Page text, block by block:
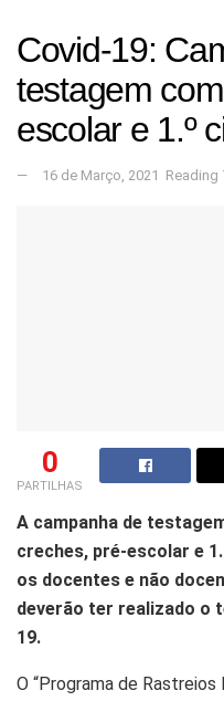
Covid-19:
testagem
escolar e 1.º
16 de Março, 2021 Reading
0
PARTILHAS
A campanha de
creches, pré-escolar e
os docentes e não
deverão ter realizado o
19.
O “Programa de